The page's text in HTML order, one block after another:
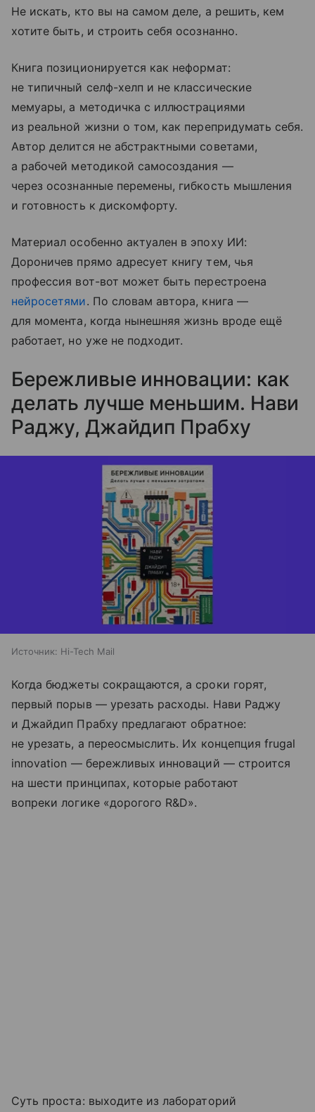
Не искать, кто вы на самом деле, а решить, кем
хотите быть, и строить себя осознанно.
Книга позиционируется как неформат:
не типичный селф-хелп и не классические
мемуары, а методичка с иллюстрациями
из реальной жизни о том, как перепридумать себя.
Автор делится не абстрактными советами,
а рабочей методикой самосоздания —
через осознанные перемены, гибкость мышления
и готовность к дискомфорту.
Материал особенно актуален в эпоху ИИ:
Дороничев прямо адресует книгу тем, чья
профессия вот-вот может быть перестроена
нейросетями. По словам автора, книга —
для момента, когда нынешняя жизнь вроде ещё
работает, но уже не подходит.
Бережливые инновации: как
делать лучше меньшим. Нави
Раджу, Джайдип Прабху
Источник: Hi-Tech Mail
Когда бюджеты сокращаются, а сроки горят,
первый порыв — урезать расходы. Нави Раджу
и Джайдип Прабху предлагают обратное:
не урезать, а переосмыслить. Их концепция frugal
innovation — бережливых инноваций — строится
на шести принципах, которые работают
вопреки логике «дорогого R&D».
Суть проста: выходите из лабораторий